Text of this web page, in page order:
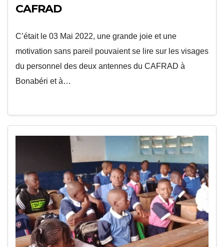
CAFRAD
C’était le 03 Mai 2022, une grande joie et une
motivation sans pareil pouvaient se lire sur les visages
du personnel des deux antennes du CAFRAD à
Bonabéri et à…